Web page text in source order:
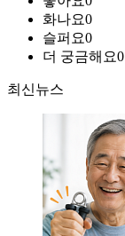
화나요0
슬퍼요0
더 궁금해요0
최신뉴스